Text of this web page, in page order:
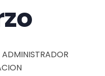
ADMINISTRADOR